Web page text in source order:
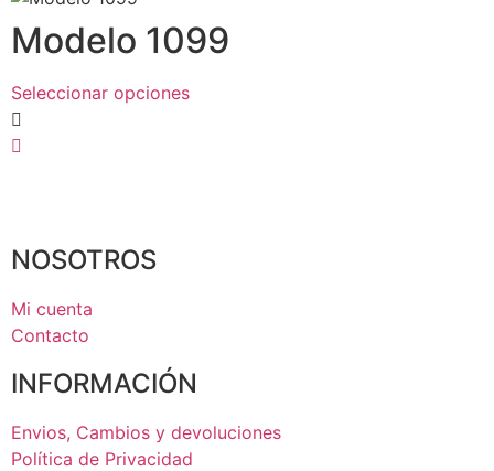
Modelo 1099
Seleccionar opciones
NOSOTROS
Mi cuenta
Contacto
INFORMACIÓN
Envios, Cambios y devoluciones
Política de Privacidad